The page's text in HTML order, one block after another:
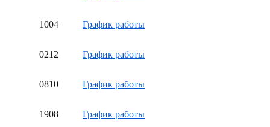
1004 График работы
0212 График работы
0810 График работы
1908 График работы